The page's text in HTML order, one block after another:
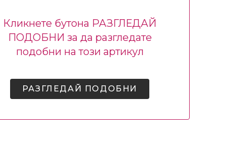
Кликнете бутона РАЗГЛЕДАЙ
ПОДОБНИ за да разгледате
подобни на този артикул
РАЗГЛЕДАЙ ПОДОБНИ